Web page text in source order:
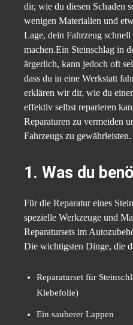
dir, wie du diesen Schaden
wenigen Materialien und
Lage, dein Fahrzeug
machen.Ein Steinschlag in
ärgerlich, kann jedoch oft
dass du in eine Werkstatt
erklären wir dir, wie du
effektiv selbst reparieren
Reparaturen zu vermeiden
Fahrzeugs zu gewährleisten.
1. Was du
Für die Reparatur eines
spezielle Werkzeuge und
Reparatursets im
Die wichtigsten Dinge, die
Reparaturset für
Klebefolie)
Ein sauberer Lappen